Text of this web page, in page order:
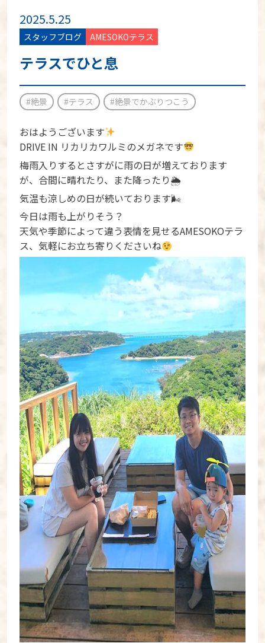
2025.5.25
スタッフブログ AMESOKOテラス
テラスでひと息
#絶景 #テラス #絶景でかぶりつこう
おはようございます
DRIVE IN リカリカワルミのメガネです
梅雨入りするとさすがに雨の日が増えております
が、合間に晴れたり、また降ったり🌦
気温も涼しめの日が続いております🌬
今日は雨も上がりそう？
天気や季節によって違う表情を見せるAMESOKOテラ
ス、気軽にお立ち寄りくださいね